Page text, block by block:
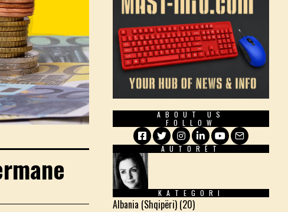
ABOUT US
FOLLOW
Facebook
TwitterInstagram
LinkedIn
YouTube
Email
AUTORËT
KATEGORI
Albania (Shqipëri) (20)